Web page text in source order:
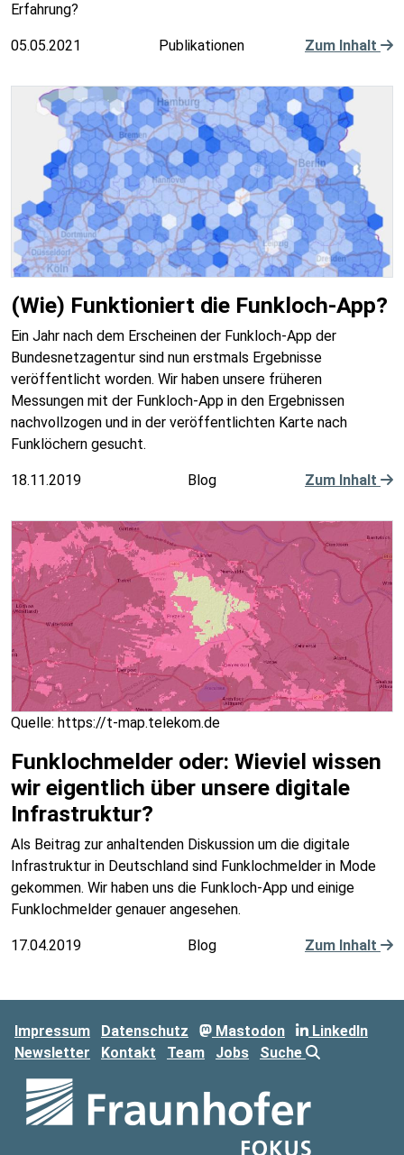
Erfahrung?
05.05.2021 Publikationen Zum Inhalt
(Wie) Funktioniert die Funkloch-App?
Ein Jahr nach dem Erscheinen der Funkloch-App der
Bundesnetzagentur sind nun erstmals Ergebnisse
veröffentlicht worden. Wir haben unsere früheren
Messungen mit der Funkloch-App in den Ergebnissen
nachvollzogen und in der veröffentlichten Karte nach
Funklöchern gesucht.
18.11.2019 Blog Zum Inhalt
Quelle: https://t-map.telekom.de
Funklochmelder oder: Wieviel wissen
wir eigentlich über unsere digitale
Infrastruktur?
Als Beitrag zur anhaltenden Diskussion um die digitale
Infrastruktur in Deutschland sind Funklochmelder in Mode
gekommen. Wir haben uns die Funkloch-App und einige
Funklochmelder genauer angesehen.
17.04.2019 Blog Zum Inhalt
Impressum Datenschutz Mastodon
LinkedIn
Newsletter
Kontakt Team Jobs Suche